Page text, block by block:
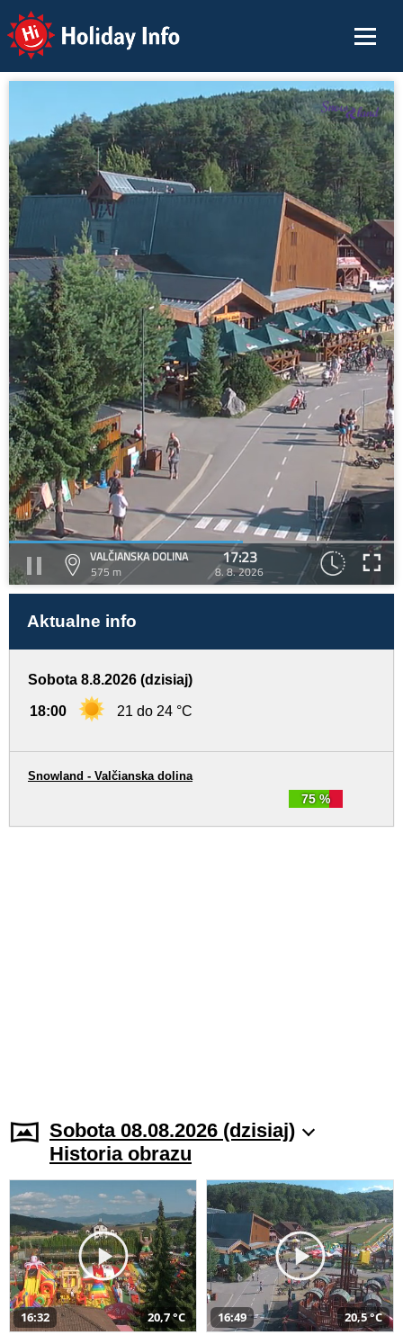
Holiday Info
VALČIANSKA DOLINA
575 m
17:23
8. 8. 2026
Aktualne info
Sobota 8.8.2026 (dzisiaj)
18:00 21 do 24 °C
75 %
Snowland - Valčianska dolina
Sobota 08.08.2026 (dzisiaj)
Historia obrazu
16:32 20,7 °C 16:49 20,5 °C